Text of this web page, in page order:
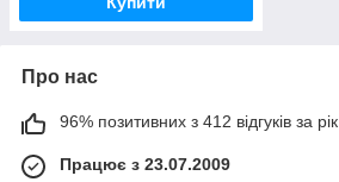
Про нас
96% позитивних з 412 відгуків за рік
Працює з 23.07.2009